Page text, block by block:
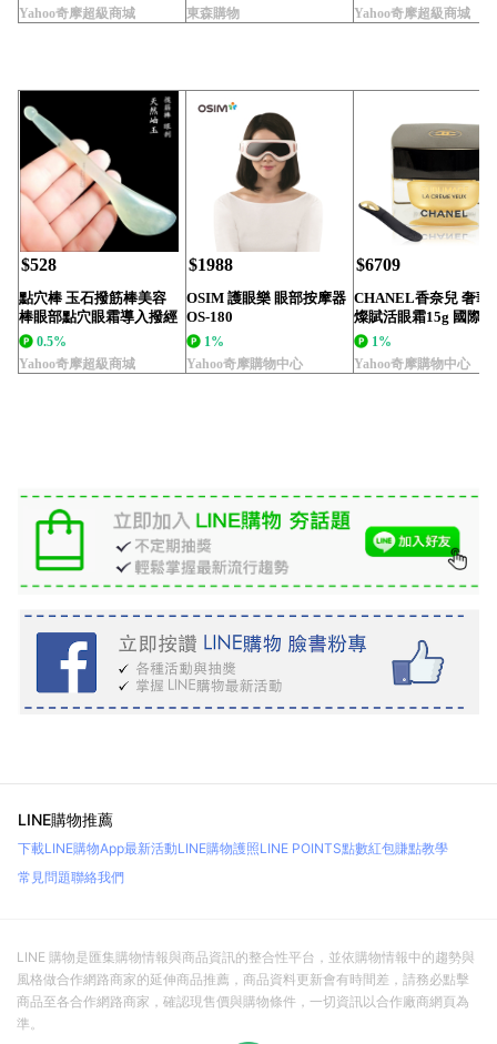
Yahoo奇摩超級商城
東森購物
Yahoo奇摩超級商城
$528
點穴棒 玉石撥筋棒美容
棒眼部點穴眼霜導入撥經
眼部通用拔經頸部...
0.5%
Yahoo奇摩超級商城
$1988
OSIM 護眼樂 眼部按摩器
OS-180
1%
Yahoo奇摩購物中心
$6709
CHANEL香奈兒 奢華
燦賦活眼霜15g 國際
版 1%
Yahoo奇摩購物中心
LINE購物推薦
下載LINE購物App最新活動LINE購物護照LINE POINTS點數紅包賺點教學
常見問題聯絡我們
LINE 購物是匯集購物情報與商品資訊的整合性平台，並依購物情報中的趨勢與
風格做合作網路商家的延伸商品推薦，商品資料更新會有時間差，請務必點擊
商品至各合作網路商家，確認現售價與購物條件，一切資訊以合作廠商網頁為
準。